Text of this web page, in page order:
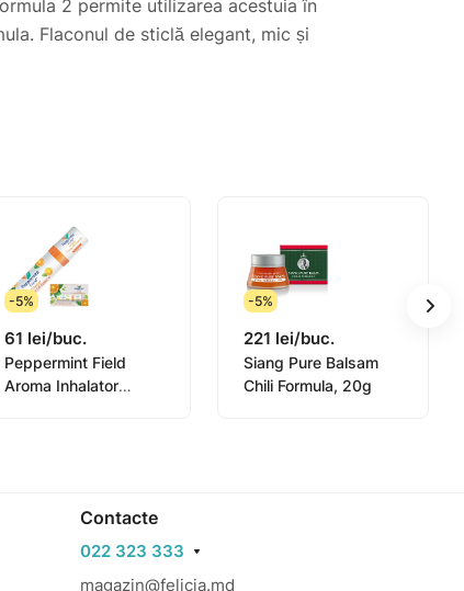
2 permite utilizarea acestuia în
Flaconul de sticlă elegant, mic și
-5%
61 lei/buc.
Peppermint Field
Aroma Inhalator
-5%
221 lei/buc.
Siang Pure Balsam
Chili Formula, 20g
Contacte
022 323 333
magazin@felicia.md